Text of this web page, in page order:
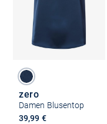
zero
Damen Blusentop
39,99 €